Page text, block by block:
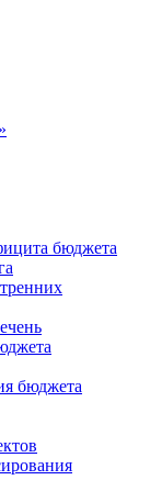
бюджета
бюджета